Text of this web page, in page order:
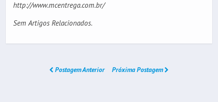
http://www.mcentrega.com.br/
Sem Artigos Relacionados.
Postagem Anterior Próxima Postagem